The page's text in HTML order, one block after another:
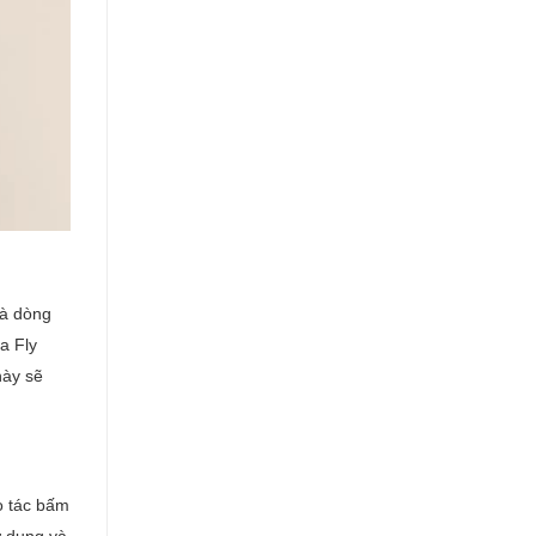
dòng
Fly
sẽ
tác bấm